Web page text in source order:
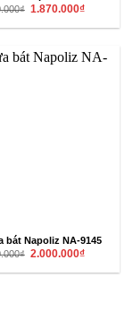
₫ Giá
là:
1.870.000₫Giá
tại
bát Napoliz NA-9145
₫ Giá
là:
2.000.000₫Giá
tại